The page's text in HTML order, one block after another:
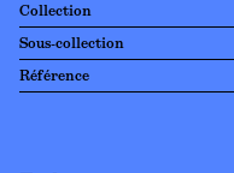
Collection
Sous-collection
Référence